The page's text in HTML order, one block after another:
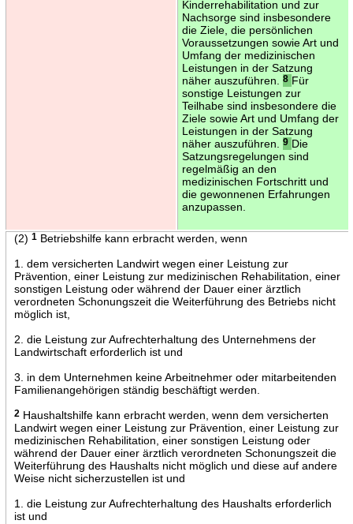
Kinderrehabilitation und zur
Nachsorge sind insbesondere
die Ziele, die persönlichen
Voraussetzungen sowie Art und
Umfang der medizinischen
Leistungen in der Satzung
näher auszuführen.
8 Für
sonstige Leistungen zur
Teilhabe sind insbesondere die
Ziele sowie Art und Umfang der
Leistungen in der Satzung
näher auszuführen.
9 Die
Satzungsregelungen sind
regelmäßig an den
medizinischen Fortschritt und
die gewonnenen Erfahrungen
anzupassen.
(2) 1Betriebshilfe kann erbracht werden, wenn
1. dem versicherten Landwirt wegen einer Leistung zur
Prävention, einer Leistung zur medizinischen Rehabilitation, einer
sonstigen Leistung oder während der Dauer einer ärztlich
verordneten Schonungszeit die Weiterführung des Betriebs nicht
möglich ist,
2. die Leistung zur Aufrechterhaltung des Unternehmens der
Landwirtschaft erforderlich ist und
3. in dem Unternehmen keine Arbeitnehmer oder mitarbeitenden
Familienangehörigen ständig beschäftigt werden.
2Haushaltshilfe kann erbracht werden, wenn dem versicherten
Landwirt wegen einer Leistung zur Prävention, einer Leistung zur
medizinischen Rehabilitation, einer sonstigen Leistung oder
während der Dauer einer ärztlich verordneten Schonungszeit die
Weiterführung des Haushalts nicht möglich und diese auf andere
Weise nicht sicherzustellen ist und
1. die Leistung zur Aufrechterhaltung des Haushalts erforderlich
ist und